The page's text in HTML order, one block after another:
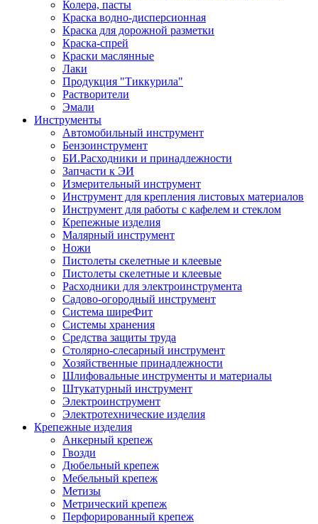
Колера, пасты
Краска водно-дисперсионная
Краска для дорожной разметки
Краска-спрей
Краски маслянные
Лаки
Продукция "Тиккурила"
Растворители
Эмали
Инструменты
Автомобильный инструмент
Бензоинструмент
БИ.Расходники и принадлежности
Запчасти к ЭИ
Измерительный инструмент
Инструмент для крепления листовых материалов
Инструмент для работы с кафелем и стеклом
Крепежные изделия
Малярный инструмент
Ножи
Пистолеты скелетные и клеевые
Пистолеты скелетные и клеевые
Расходники для электроинструмента
Садово-огородный инструмент
Система ширеФит
Системы хранения
Средства защиты труда
Столярно-слесарный инструмент
Хозяйственные принадлежности
Шлифовальные инструменты и материалы
Штукатурный инструмент
Электроинструмент
Электротехнические изделия
Крепежные изделия
Анкерный крепеж
Гвозди
Дюбельный крепеж
Мебельный крепеж
Метизы
Метрический крепеж
Перфорированный крепеж